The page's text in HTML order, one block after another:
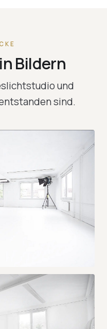
Bildern
und
sind.